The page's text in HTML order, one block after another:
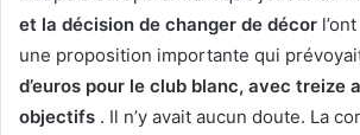
et la décision de changer de décor
une proposition importante qui
d’euros pour le club blanc, avec treize
objectifs . Il n’y avait aucun doute. La